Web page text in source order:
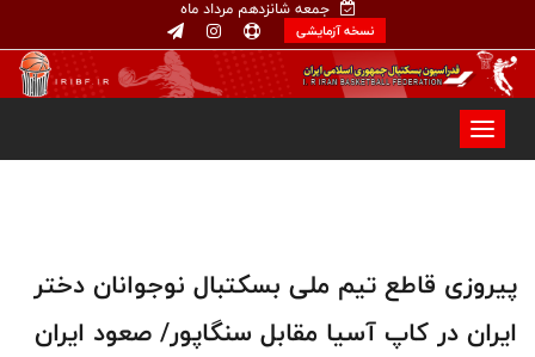
جمعه شانزدهم مرداد ماه
نسخه آزمایشی
پیروزی قاطع تیم ملی بسکتبال نوجوانان دختر
ایران در کاپ آسیا مقابل سنگاپور/ صعود ایران